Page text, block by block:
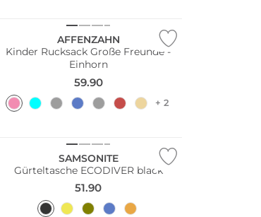
AFFENZAHN
Kinder Rucksack Große Freunde -
Einhorn
59.90
+ 2
SAMSONITE
Gürteltasche ECODIVER black
51.90